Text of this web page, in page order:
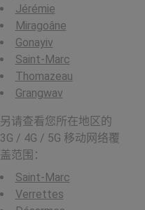
Jérémie
Miragoâne
Gonayiv
Saint-Marc
Thomazeau
Grangwav
另请查看您所在地区的
3G / 4G / 5G 移动网络覆
盖范围：
Saint-Marc
Verrettes